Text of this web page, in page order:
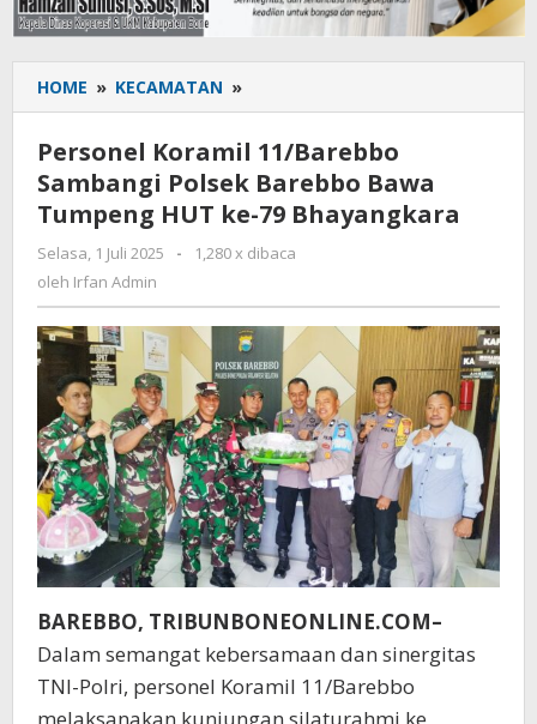
HOME » KECAMATAN »
Koramil
11/Barebbo
Sambangi
Polsek
Barebbo
Tumpeng
ke-
79
Bhayangkara
Personel Koramil 11/Barebbo
Sambangi Polsek Barebbo Bawa
Tumpeng HUT ke-79 Bhayangkara
Selasa, 1 Juli 2025
oleh
-
1,280 x dibaca
oleh Irfan Admin
BAREBBO, TRIBUNBONEONLINE.COM–
Dalam semangat kebersamaan dan sinergitas
TNI-Polri, personel Koramil 11/Barebbo
melaksanakan kunjungan silaturahmi ke